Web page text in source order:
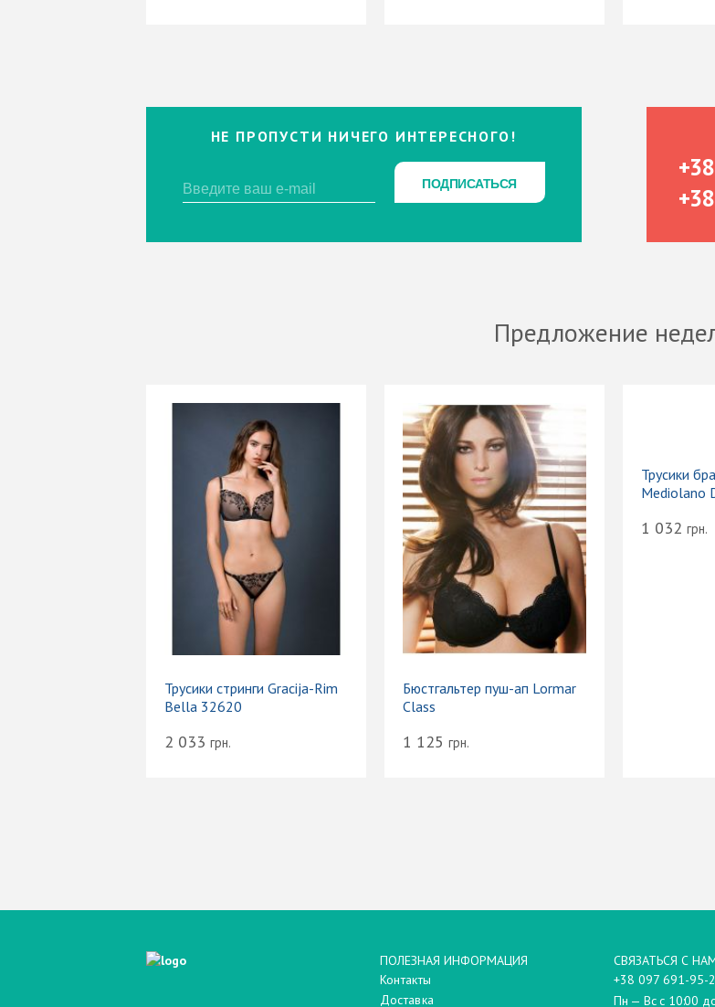
НЕ ПРОПУСТИ НИЧЕГО ИНТЕРЕСНОГО!
ПОДПИСАТЬСЯ
ПОДПИСАТЬСЯ
Предложение
Трусики стринги Gracija-Rim
Bella 32620
2 033 грн.
Бюстгальтер пуш-ап Lormar
Class
1 125 грн.
Трусики
Mediolano
1 032 грн.
ПОЛЕЗНАЯ ИНФОРМАЦИЯ
Контакты
Доставка
СВЯЗАТЬСЯ С
+38 097 691-95-
Пн — Вс с 10:00